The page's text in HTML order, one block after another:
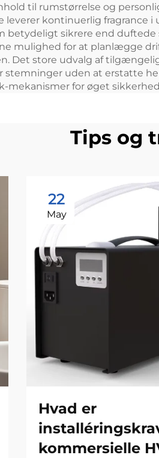
til rumstørrelse og
kontinuerlig fragrance
betydeligt sikrere end
mulighed for at planlægge
Det store udvalg af
stemninger uden at erstatte
mekanismer for øget
Tips og
22
May
Hvad er
kommersielle